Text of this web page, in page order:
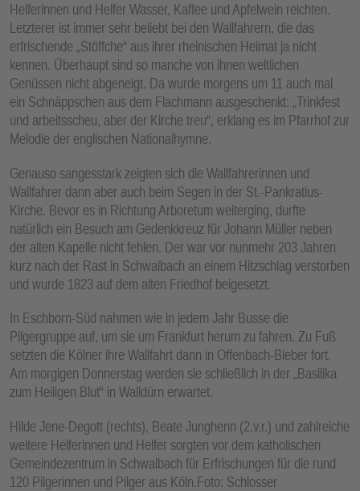
Helferinnen und Helfer Wasser, Kaffee und Apfelwein reichten.
Letzterer ist immer sehr beliebt bei den Wallfahrern, die das
erfrischende „Stöffche“ aus ihrer rheinischen Heimat ja nicht
kennen. Überhaupt sind so manche von ihnen weltlichen
Genüssen nicht abgeneigt. Da wurde morgens um 11 auch mal
ein Schnäppschen aus dem Flachmann ausgeschenkt: „Trinkfest
und arbeitsscheu, aber der Kirche treu“, erklang es im Pfarrhof zur
Melodie der englischen Nationalhymne.
Genauso sangesstark zeigten sich die Wallfahrerinnen und
Wallfahrer dann aber auch beim Segen in der St.-Pankratius-
Kirche. Bevor es in Richtung Arboretum weiterging, durfte
natürlich ein Besuch am Gedenkkreuz für Johann Müller neben
der alten Kapelle nicht fehlen. Der war vor nunmehr 203 Jahren
kurz nach der Rast in Schwalbach an einem Hitzschlag verstorben
und wurde 1823 auf dem alten Friedhof beigesetzt.
In Eschborn-Süd nahmen wie in jedem Jahr Busse die
Pilgergruppe auf, um sie um Frankfurt herum zu fahren. Zu Fuß
setzten die Kölner ihre Wallfahrt dann in Offenbach-Bieber fort.
Am morgigen Donnerstag werden sie schließlich in der „Basilika
zum Heiligen Blut“ in Walldürn erwartet.
Hilde Jene-Degott (rechts), Beate Junghenn (2.v.r.) und zahlreiche
weitere Helferinnen und Helfer sorgten vor dem katholischen
Gemeindezentrum in Schwalbach für Erfrischungen für die rund
120 Pilgerinnen und Pilger aus Köln.Foto: Schlosser